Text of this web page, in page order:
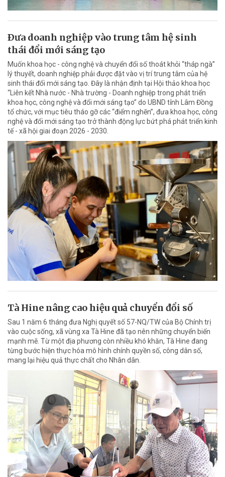
Ðưa doanh nghiệp vào trung tâm hệ sinh
thái đổi mới sáng tạo
Muốn khoa học - công nghệ và chuyển đổi số thoát khỏi “tháp ngà”
lý thuyết, doanh nghiệp phải được đặt vào vị trí trung tâm của hệ
sinh thái đổi mới sáng tạo. Đây là nhận định tại Hội thảo khoa học
“Liên kết Nhà nước - Nhà trường - Doanh nghiệp trong phát triển
khoa học, công nghệ và đổi mới sáng tạo” do UBND tỉnh Lâm Đồng
tổ chức, với mục tiêu tháo gỡ các “điểm nghẽn”, đưa khoa học, công
nghệ và đổi mới sáng tạo trở thành động lực bứt phá phát triển kinh
tế - xã hội giai đoạn 2026 - 2030.
Tà Hine nâng cao hiệu quả chuyển đổi số
Sau 1 năm 6 tháng đưa Nghị quyết số 57-NQ/TW của Bộ Chính trị
vào cuộc sống, xã vùng xa Tà Hine đã tạo nên những chuyển biến
mạnh mẽ. Từ một địa phương còn nhiều khó khăn, Tà Hine đang
từng bước hiện thực hóa mô hình chính quyền số, công dân số,
mang lại hiệu quả thực chất cho Nhân dân.